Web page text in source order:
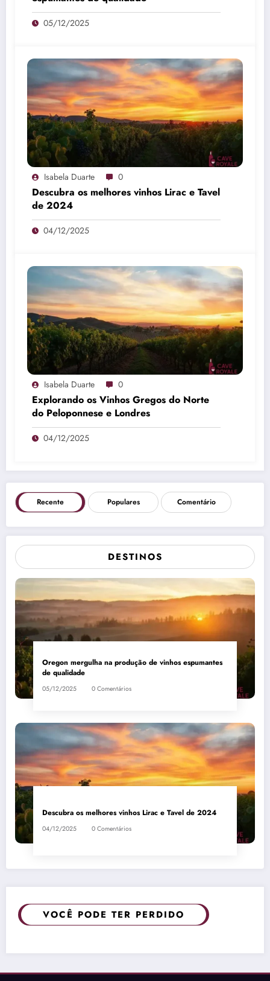
05/12/2025
Isabela Duarte 0
Descubra os melhores vinhos Lirac e Tavel
de 2024
04/12/2025
Isabela Duarte 0
Explorando os Vinhos Gregos do Norte
do Peloponnese e Londres
04/12/2025
Recente Populares Comentário
DESTINOS
Oregon mergulha na produção de vinhos espumantes
de qualidade
05/12/2025 0 Comentários
Descubra os melhores vinhos Lirac e Tavel de 2024
04/12/2025 0 Comentários
VOCÊ PODE TER PERDIDO